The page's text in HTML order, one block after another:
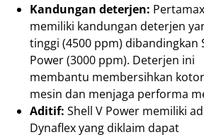
Kandungan deterjen:
memiliki kandungan deterjen
tinggi (4500 ppm) dibandingkan
Power (3000 ppm). Deterjen ini
membantu membersihkan
mesin dan menjaga performa
Aditif: Shell V Power memiliki
Dynaflex yang diklaim dapat